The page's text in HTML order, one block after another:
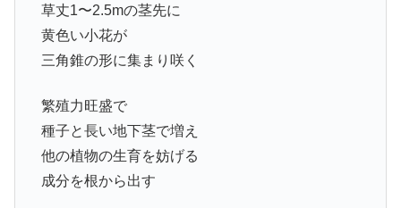
草丈1〜2.5mの茎先に
黄色い小花が
三角錐の形に集まり咲く
繁殖力旺盛で
種子と長い地下茎で増え
他の植物の生育を妨げる
成分を根から出す